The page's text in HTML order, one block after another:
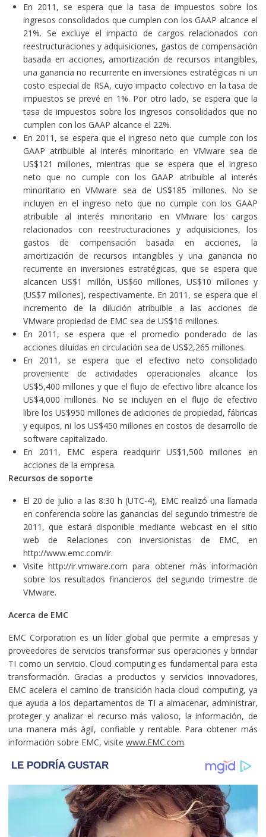
En 2011, se espera que la tasa de impuestos sobre los
ingresos consolidados que cumplen con los GAAP alcance el
21%. Se excluye el impacto de cargos relacionados con
reestructuraciones y adquisiciones, gastos de compensación
basada en acciones, amortización de recursos intangibles,
una ganancia no recurrente en inversiones estratégicas ni un
costo especial de RSA, cuyo impacto colectivo en la tasa de
impuestos se prevé en 1%. Por otro lado, se espera que la
tasa de impuestos sobre los ingresos consolidados que no
cumplen con los GAAP alcance el 22%.
En 2011, se espera que el ingreso neto que cumple con los
GAAP atribuible al interés minoritario en VMware sea de
US$121 millones, mientras que se espera que el ingreso
neto que no cumple con los GAAP atribuible al interés
minoritario en VMware sea de US$185 millones. No se
incluyen en el ingreso neto que no cumple con los GAAP
atribuible al interés minoritario en VMware los cargos
relacionados con reestructuraciones y adquisiciones, los
gastos de compensación basada en acciones, la
amortización de recursos intangibles y una ganancia no
recurrente en inversiones estratégicas, que se espera que
alcancen US$1 millón, US$60 millones, US$10 millones y
(US$7 millones), respectivamente. En 2011, se espera que el
incremento de la dilución atribuible a las acciones de
VMware propiedad de EMC sea de US$16 millones.
En 2011, se espera que el promedio ponderado de las
acciones diluidas en circulación sea de US$2,265 millones.
En 2011, se espera que el efectivo neto consolidado
proveniente de actividades operacionales alcance los
US$5,400 millones y que el flujo de efectivo libre alcance los
US$4,000 millones. No se incluyen en el flujo de efectivo
libre los US$950 millones de adiciones de propiedad, fábricas
y equipos, ni los US$450 millones en costos de desarrollo de
software capitalizado.
En 2011, EMC espera readquirir US$1,500 millones en
acciones de la empresa.
Recursos de soporte
El 20 de julio a las 8:30 h (UTC-4), EMC realizó una llamada
en conferencia sobre las ganancias del segundo trimestre de
2011, que estará disponible mediante webcast en el sitio
web de Relaciones con inversionistas de EMC, en
http://www.emc.com/ir.
Visitehttp://ir.vmware.com para obtener más información
sobre los resultados financieros del segundo trimestre de
VMware.
Acerca de EMC
EMC Corporation es un líder global que permite a empresas y
proveedores de servicios transformar sus operaciones y brindar
TI como un servicio. Cloud computing es fundamental para esta
transformación. Gracias a productos y servicios innovadores,
EMC acelera el camino de transición hacia cloud computing, ya
que ayuda a los departamentos de TI a almacenar, administrar,
proteger y analizar el recurso más valioso, la información, de
una manera más ágil, confiable y rentable. Para obtener más
información sobre EMC, visite www.EMC.com.